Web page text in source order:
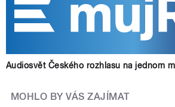
Audiosvět Českého rozhlasu na jednom
MOHLO BY VÁS ZAJÍMAT